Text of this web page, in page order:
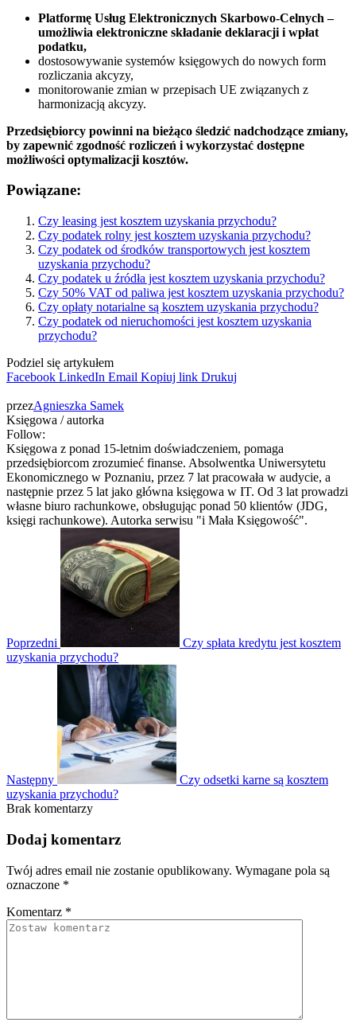
Platformę Usług Elektronicznych Skarbowo-Celnych –
umożliwia elektroniczne składanie deklaracji i wpłat
podatku,
dostosowywanie systemów księgowych do nowych form
rozliczania akcyzy,
monitorowanie zmian w przepisach UE związanych z
harmonizacją akcyzy.
Przedsiębiorcy powinni na bieżąco śledzić nadchodzące zmiany,
by zapewnić zgodność rozliczeń i wykorzystać dostępne
możliwości optymalizacji kosztów.
Powiązane:
Czy leasing jest kosztem uzyskania przychodu?
Czy podatek rolny jest kosztem uzyskania przychodu?
Czy podatek od środków transportowych jest kosztem
uzyskania przychodu?
Czy podatek u źródła jest kosztem uzyskania przychodu?
Czy 50% VAT od paliwa jest kosztem uzyskania przychodu?
Czy opłaty notarialne są kosztem uzyskania przychodu?
Czy podatek od nieruchomości jest kosztem uzyskania
przychodu?
Podziel się artykułem
Facebook LinkedIn Email Kopiuj link Drukuj
przezAgnieszka Samek
Księgowa / autorka
Follow:
Księgowa z ponad 15-letnim doświadczeniem, pomaga
przedsiębiorcom zrozumieć finanse. Absolwentka Uniwersytetu
Ekonomicznego w Poznaniu, przez 7 lat pracowała w audycie, a
następnie przez 5 lat jako główna księgowa w IT. Od 3 lat prowadzi
własne biuro rachunkowe, obsługując ponad 50 klientów (JDG,
księgi rachunkowe). Autorka serwisu "i Mała Księgowość".
Poprzedni
Czy spłata kredytu jest kosztem
uzyskania przychodu?
Następny
Czy odsetki karne są kosztem
uzyskania przychodu?
Brak komentarzy
Dodaj komentarz
Twój adres email nie zostanie opublikowany. Wymagane pola są
oznaczone *
Komentarz *